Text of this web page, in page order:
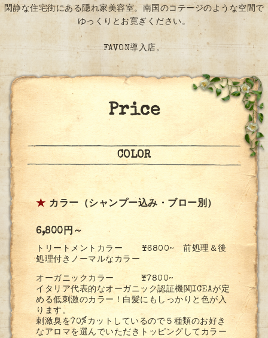
閑静な住宅街にある隠れ家美容室。南国のコテージのような空間で
ゆっくりとお寛ぎください。
FAVON導入店。
Price
COLOR
★ カラー（シャンプー込み・ブロー別）
6,800円～
トリートメントカラー ¥6800~ 前処理＆後
処理付きノーマルなカラー
オーガニックカラー ¥7800~
イタリア代表的なオーガニック認証機関ICEAが定
める低刺激のカラー！白髪にもしっかりと色が入
ります。
刺激臭を70%カットしているので５種類のお好き
なアロマを選んでいただきトッピングしてカラー